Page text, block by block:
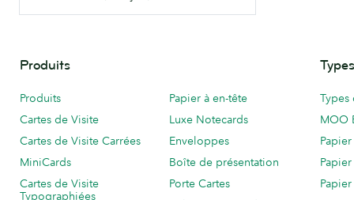
Produits
Produits
Cartes de Visite
Cartes de Visite Carrées
MiniCards
Cartes de Visite
Typographiées
Papier à en-tête
Luxe Notecards
Enveloppes
Boîte de présentation
Porte Cartes
MOO